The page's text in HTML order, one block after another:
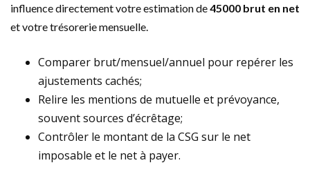
influence directement votre estimation de45000 brut en net
et votre trésorerie mensuelle.
Comparer brut/mensuel/annuel pour repérer les
ajustements cachés;
Relire les mentions de mutuelle et prévoyance,
souvent sources d’écrêtage;
Contrôler le montant de la CSG sur le net
imposable et le net à payer.